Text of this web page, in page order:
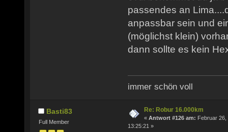
passendes an
anpassbar sein und
(möglichst klein)
dann sollte es kein
immer schön voll
Basti83
Full Member
Re: Robur 16.000km
« Antwort #126 am: Februar 26,
13:25:21 »